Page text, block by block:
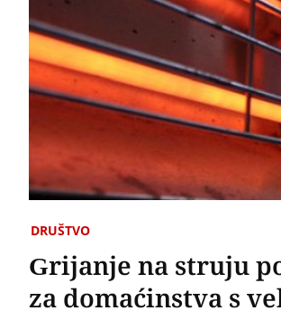
DRUŠTVO
Grijanje na struju
za domaćinstva s